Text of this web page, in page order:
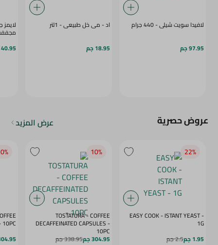
لافيدا سويت شيلى - 440 جرام
97.95 جم
اد - مى خل طبيعى - 1لتر
18.95 جم
140.95
عروض حصرية عرض المزيد
22‎%‎
EASY COOK - ISTANT YEAST -
1G
1.95 جم
2.5 جم
10‎%‎
TOSTATURA - COFFEE
DECAFFEINATED CAPSULES -
10PC
304.95 جم 338.95 جم
VANILLA - 10PC
304.95